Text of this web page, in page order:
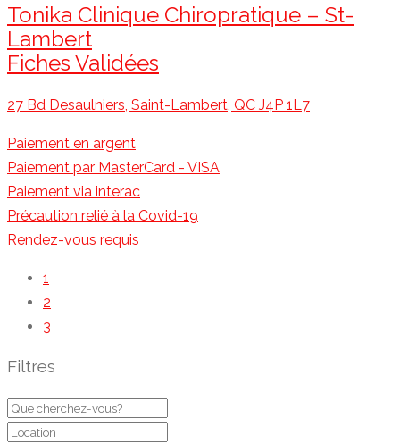
Tonika Clinique Chiropratique – St-
Lambert
Fiches Validées
27 Bd Desaulniers, Saint-Lambert, QC J4P 1L7
Paiement en argent
Paiement par MasterCard - VISA
Paiement via interac
Précaution relié à la Covid-19
Rendez-vous requis
1
2
3
Filtres